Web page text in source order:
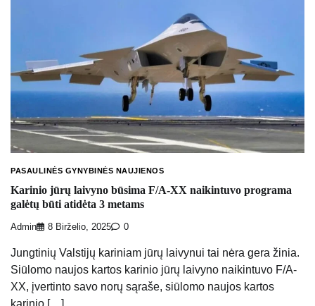
PASAULINĖS GYNYBINĖS NAUJIENOS
Karinio jūrų laivyno būsima F/A-XX naikintuvo programa
galėtų būti atidėta 3 metams
Admin 8 Birželio, 2025 0
Jungtinių Valstijų kariniam jūrų laivynui tai nėra gera žinia.
Siūlomo naujos kartos karinio jūrų laivyno naikintuvo F/A-
XX, įvertinto savo norų sąraše, siūlomo naujos kartos